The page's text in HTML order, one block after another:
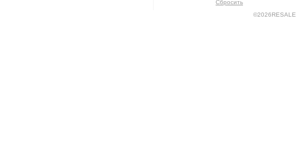
Сбросить
©2026RESALE